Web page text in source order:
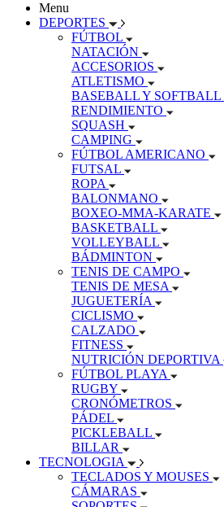
Menu
DEPORTES
FÚTBOL
NATACIÓN
ACCESORIOS
ATLETISMO
BASEBALL Y SOFTBALL
RENDIMIENTO
SQUASH
CAMPING
FÚTBOL AMERICANO
FUTSAL
ROPA
BALONMANO
BOXEO-MMA-KARATE
BASKETBALL
VOLLEYBALL
BÁDMINTON
TENIS DE CAMPO
TENIS DE MESA
JUGUETERÍA
CICLISMO
CALZADO
FITNESS
NUTRICIÓN DEPORTIVA
FÚTBOL PLAYA
RUGBY
CRONÓMETROS
PÁDEL
PICKLEBALL
BILLAR
TECNOLOGIA
TECLADOS Y MOUSES
CÁMARAS